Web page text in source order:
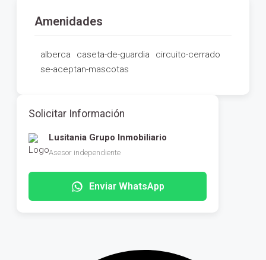
Amenidades
alberca caseta-de-guardia
circuito-cerrado
se-aceptan-mascotas
Solicitar Información
Lusitania Grupo Inmobiliario
Asesor independiente
Enviar WhatsApp